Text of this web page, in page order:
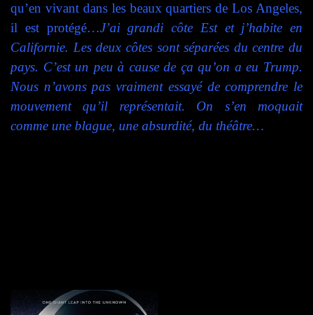
qu’en vivant dans les beaux quartiers de Los Angeles,
il est protégé…J’ai grandi côte Est et j’habite en
Californie. Les deux côtes sont séparées du centre du
pays. C’est un peu à cause de ça qu’on a eu Trump.
Nous n’avons pas vraiment essayé de comprendre le
mouvement qu’il représentait. On s’en moquait
comme une blague, une absurdité, du théâtre…